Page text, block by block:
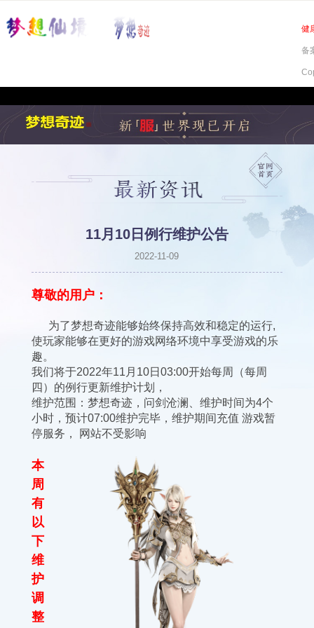
11月10日例行维护公告
2022-11-09
尊敬的用户：
为了梦想奇迹能够始终保持高效和稳定的运行,
使玩家能够在更好的游戏网络环境中享受游戏的乐
趣。
我们将于2022年11月10日03:00开始每周（每周
四）的例行更新维护计划，
维护范围：梦想奇迹，问剑沧澜、维护时间为4个
小时，预计07:00维护完毕，维护期间充值 游戏暂
停服务， 网站不受影响
本
周
有
以
下
维
护
调
整
健
备